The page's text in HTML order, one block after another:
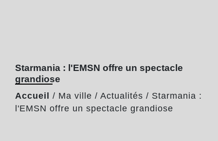
Starmania : l'EMSN offre un spectacle
grandiose
Accueil / Ma ville / Actualités / Starmania :
l'EMSN offre un spectacle grandiose